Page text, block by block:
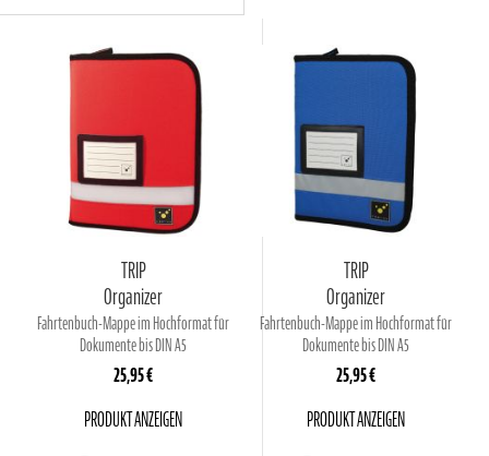
TRIP
Organizer
Fahrtenbuch-Mappe im Hochformat für
Dokumente bis DIN A5
25,95 €
PRODUKT ANZEIGEN
TRIP
Organizer
Fahrtenbuch-Mappe im Hochformat für
Dokumente bis DIN A5
25,95 €
PRODUKT ANZEIGEN